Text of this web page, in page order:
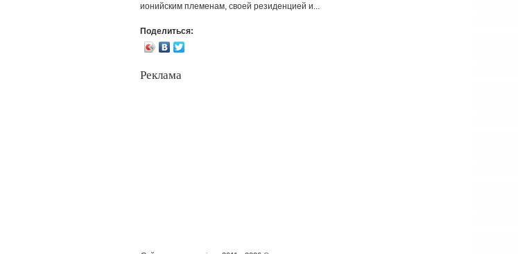
ионийским племенам, своей резиденцией и...
Поделиться:
Реклама